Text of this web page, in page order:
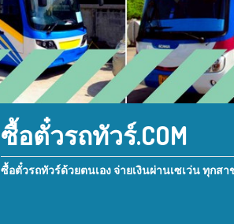
ซื้อตั๋วรถทัวร์.COM
ซื้อตั๋วรถทัวร์ด้วยตนเอง จ่ายเงินผ่านเซเว่น ทุกสา